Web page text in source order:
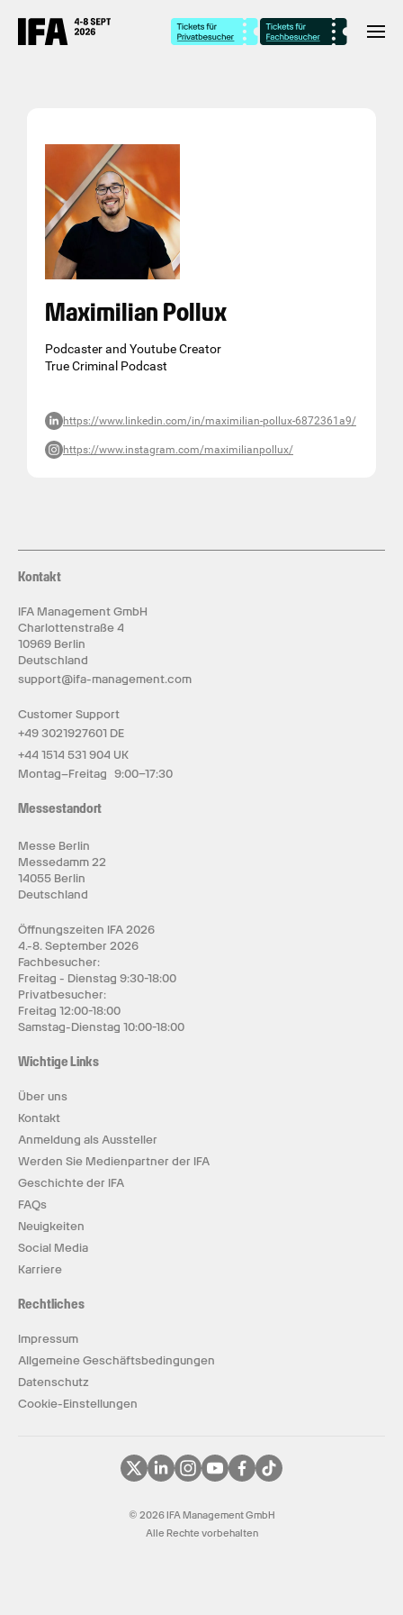
Maximilian Pollux
Podcaster and Youtube Creator
True Criminal Podcast
https://www.linkedin.com/in/maximilian-pollux-6872361a9/
https://www.instagram.com/maximilianpollux/
Kontakt
IFA Management GmbH
Charlottenstraße 4
10969 Berlin
Deutschland
support@ifa-management.com
Customer Support
+49 3021927601 DE
+44 1514 531 904 UK
Montag–Freitag 9:00–17:30
Messestandort
Messe Berlin
Messedamm 22
14055 Berlin
Deutschland
Öffnungszeiten IFA 2026
4.-8. September 2026
Fachbesucher:
Freitag - Dienstag 9:30-18:00
Privatbesucher:
Freitag 12:00-18:00
Samstag-Dienstag 10:00-18:00
Wichtige Links
Über uns
Kontakt
Anmeldung als Aussteller
Werden Sie Medienpartner der IFA
Geschichte der IFA
FAQs
Neuigkeiten
Social Media
Karriere
Rechtliches
Impressum
Allgemeine Geschäftsbedingungen
Datenschutz
Cookie-Einstellungen
© 2026 IFA Management GmbH
Alle Rechte vorbehalten